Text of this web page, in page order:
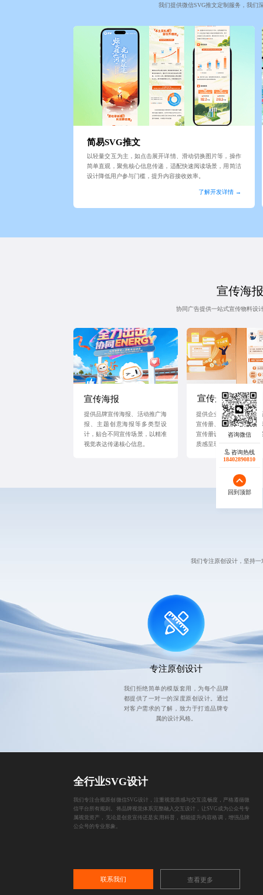
我们提供微信SVG推文定制服务，我们
简易SVG推文
以轻量交互为主，如点击展开详情、滑动切换图片等，操作
简单直观，聚焦核心信息传递，适配快速阅读场景，用简洁
设计降低用户参与门槛，提升内容接收效率。
了解开发详情 →
宣传海
协同广告提供一站式宣传物料设
宣传册
提供企业形象宣传册、产
宣传册、活动招商宣传册
宣传册设计服务，以清晰
质感呈现传递品牌价值。
宣传海报
提供品牌宣传海报、活动推广海
报、主题创意海报等多类型设
计，贴合不同宣传场景，以精准
视觉表达传递核心信息。
我们专注原创设计，坚持
专注原创设计
我们拒绝简单的模版套用，为每个品牌
都提供了一对一的深度原创设计。通过
对客户需求的了解，致力于打造品牌专
属的设计风格。
咨询热线
18402890810
回到顶部
全行业SVG设计
我们专注合规原创微信SVG设计，注重视觉质感与交互流畅度，严格遵循微
信平台所有规则。将品牌视觉体系完整融入交互设计，让SVG成为公众号专
属视觉资产，无论是创意宣传还是实用科普，都能提升内容格调，增强品牌
公众号的专业形象。
联系我们 查看更多